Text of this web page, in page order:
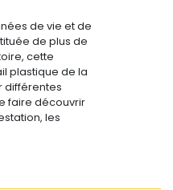
de vie et de
de plus de
cette
plastique de la
différentes
faire découvrir
les